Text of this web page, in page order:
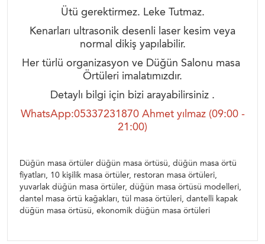
Ütü gerektirmez. Leke Tutmaz.
Kenarları ultrasonik desenli laser kesim veya
normal dikiş yapılabilir.
Her türlü organizasyon ve Düğün Salonu masa
Örtüleri imalatımızdır.
Detaylı bilgi için bizi arayabilirsiniz .
WhatsApp:05337231870 Ahmet yılmaz (09:00 -
21:00)
Düğün masa örtüler düğün masa örtüsü, düğün masa örtü
fiyatları, 10 kişilik masa örtüler, restoran masa örtüleri,
yuvarlak düğün masa örtüler, düğün masa örtüsü modelleri,
dantel masa örtü kağakları, tül masa örtüleri, dantelli kapak
düğün masa örtüsü, ekonomik düğün masa örtüleri